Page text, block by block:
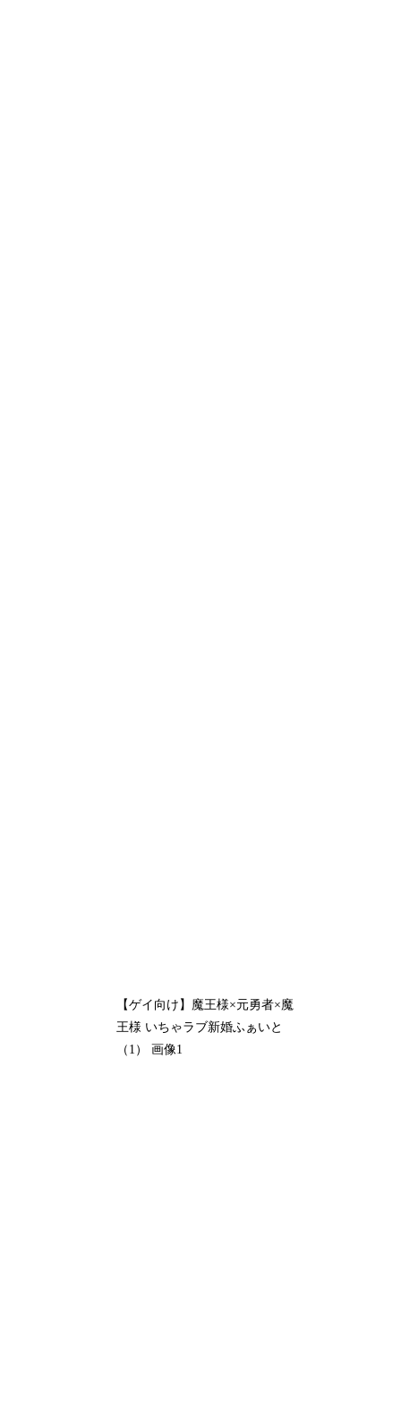
【ゲイ向け】魔王様×元勇者×魔
王様 いちゃラブ新婚ふぁいと
（1） 画像1